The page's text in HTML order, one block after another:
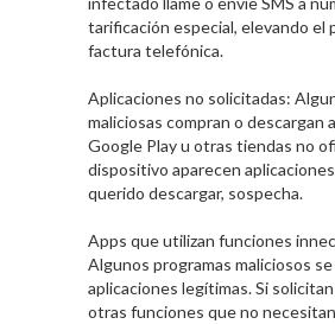
tarificación especial, elevando el
factura telefónica.
Aplicaciones no solicitadas:
maliciosas compran o descargan
Google Play u otras tiendas no
dispositivo aparecen
querido descargar, sospecha.
Apps que utilizan funciones
Algunos programas maliciosos
aplicaciones legítimas. Si
otras funciones que no